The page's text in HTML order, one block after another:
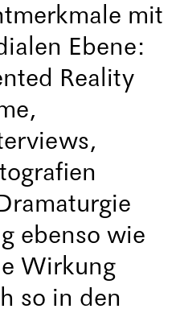
mit
Ebene:
Reality
ebenso wie
Wirkung
so in den